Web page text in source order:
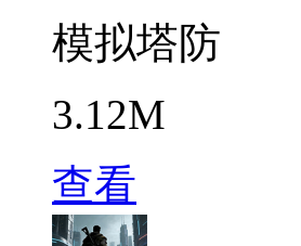
模拟塔防
3.12M
查看